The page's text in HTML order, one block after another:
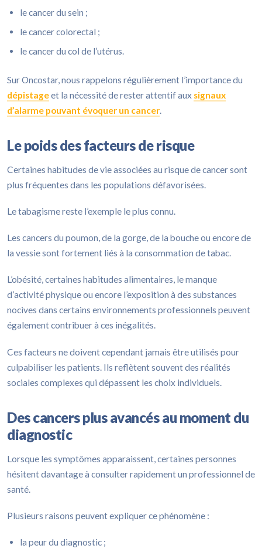
le cancer du sein ;
le cancer colorectal ;
le cancer du col de l’utérus.
Sur Oncostar, nous rappelons régulièrement l’importance du
dépistageet la nécessité de rester attentif aux signaux
d’alarme pouvant évoquer un cancer
Le poids des facteurs de risque
Certaines habitudes de vie associées au risque de cancer sont
plus fréquentes dans les populations défavorisées.
Le tabagisme reste l’exemple le plus connu.
Les cancers du poumon, de la gorge, de la bouche ou encore de
la vessie sont fortement liés à la consommation de tabac.
L’obésité, certaines habitudes alimentaires, le manque
d’activité physique ou encore l’exposition à des substances
nocives dans certains environnements professionnels peuvent
également contribuer à ces inégalités.
Ces facteurs ne doivent cependant jamais être utilisés pour
culpabiliser les patients. Ils reflètent souvent des réalités
sociales complexes qui dépassent les choix individuels.
Des cancers plus avancés au moment du
diagnostic
Lorsque les symptômes apparaissent, certaines personnes
hésitent davantage à consulter rapidement un professionnel de
santé.
Plusieurs raisons peuvent expliquer ce phénomène :
la peur du diagnostic ;